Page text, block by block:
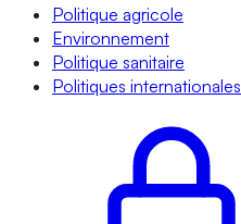
Politique agricole
Environnement
Politique sanitaire
Politiques internationales